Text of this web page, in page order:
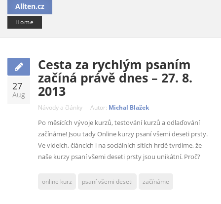
Allten.cz
Home
27
Aug
Cesta za rychlým psaním
začíná právě dnes – 27. 8.
2013
Návody a články Autor: Michal Blažek
Po měsících vývoje kurzů, testování kurzů a odlaďování
začínáme! Jsou tady Online kurzy psaní všemi deseti prsty.
Ve videích, článcích i na sociálních sítích hrdě tvrdíme, že
naše kurzy psaní všemi deseti prsty jsou unikátní. Proč?
online kurz psaní všemi deseti začínáme